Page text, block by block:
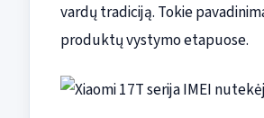
vardų tradiciją. Tokie
produktų vystymo etapuose.